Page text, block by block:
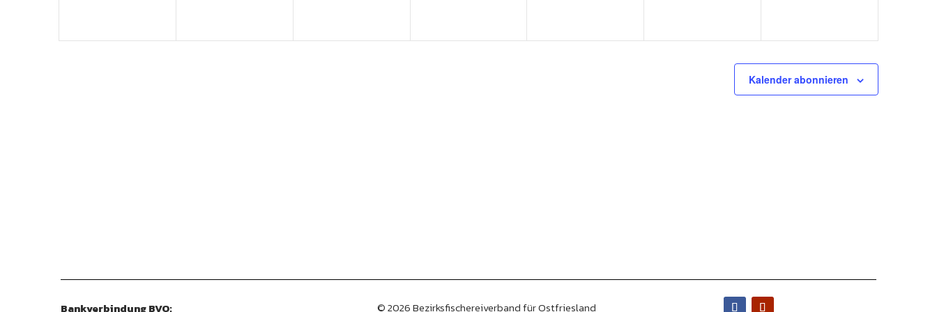
Kalender abonnieren
Bankverbindung BVO: © 2026 Bezirksfischereiverband für Ostfriesland